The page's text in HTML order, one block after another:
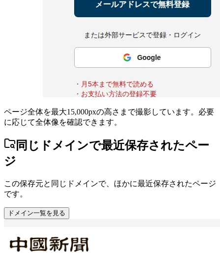
ページ全体を最大15,000pxの高さまで撮影しています。必要
に応じて全体像を確認できます。
同じドメインで最近保存されたペー
ジ
この保存元と同じドメインで、ほかに最近保存されたページ
です。
ドメイン一覧を見る